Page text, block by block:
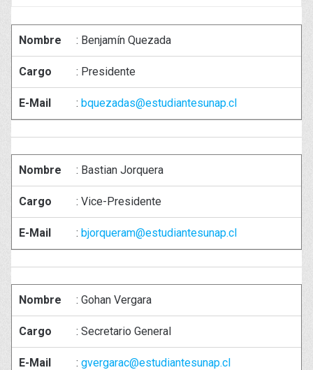
Nombre : Benjamín Quezada
Cargo : Presidente
E-Mail : bquezadas@estudiantesunap.cl
Nombre : Bastian Jorquera
Cargo : Vice-Presidente
E-Mail : bjorqueram@estudiantesunap.cl
Nombre : Gohan Vergara
Cargo : Secretario General
E-Mail : gvergarac@estudiantesunap.cl